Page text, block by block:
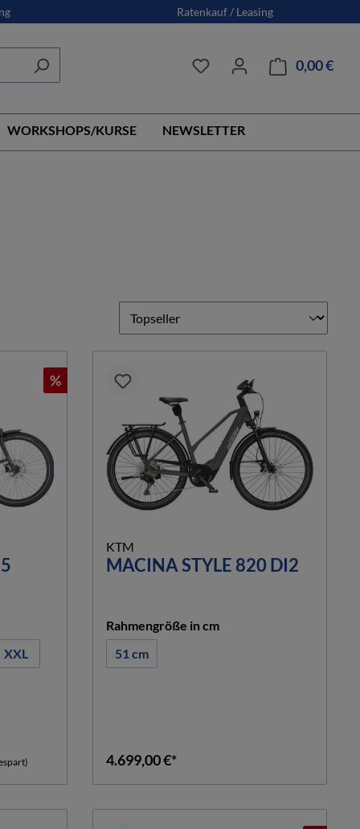
Ratenkauf / Leasing
0,00 €
WORKSHOPS/KURSE NEWSLETTER
%
XXL
KTM
MACINA STYLE 820 DI2
Rahmengröße in cmauswählen
51 cm
4.699,00 €*